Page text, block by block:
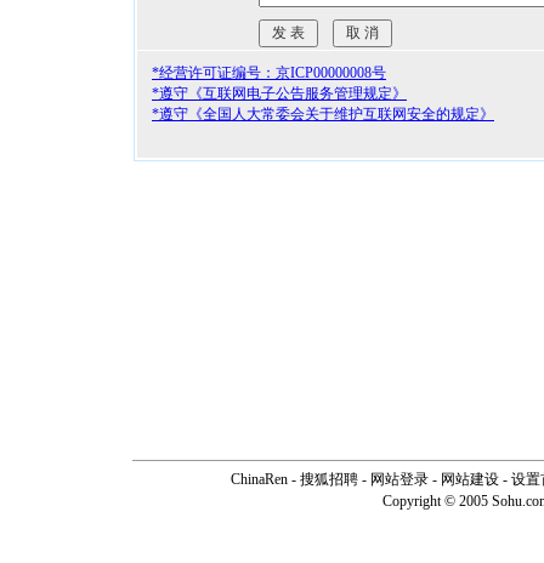
*经营许可证编号：京ICP00000008号
*遵守《互联网电子公告服务管理规定》
*遵守《全国人大常委会关于维护互联网安全的规定》
ChinaRen - 搜狐招聘 - 网站登录 - 网站建设 - 设置
Copyright © 2005